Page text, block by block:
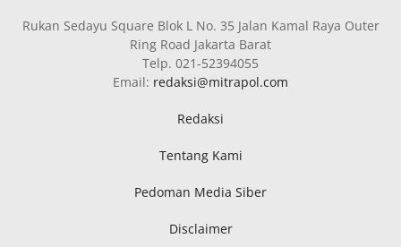
Rukan Sedayu Square Blok L No. 35 Jalan Kamal Raya Outer
Ring Road Jakarta Barat
Telp. 021-52394055
Email: redaksi@mitrapol.com
Redaksi
Tentang Kami
Pedoman Media Siber
Disclaimer